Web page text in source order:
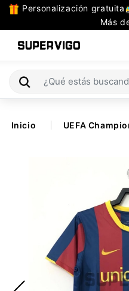
Personalización gratuita
Más
TODAS
LAS
CATEGORIAS
Premier League
Serie A
Inicio UEFA